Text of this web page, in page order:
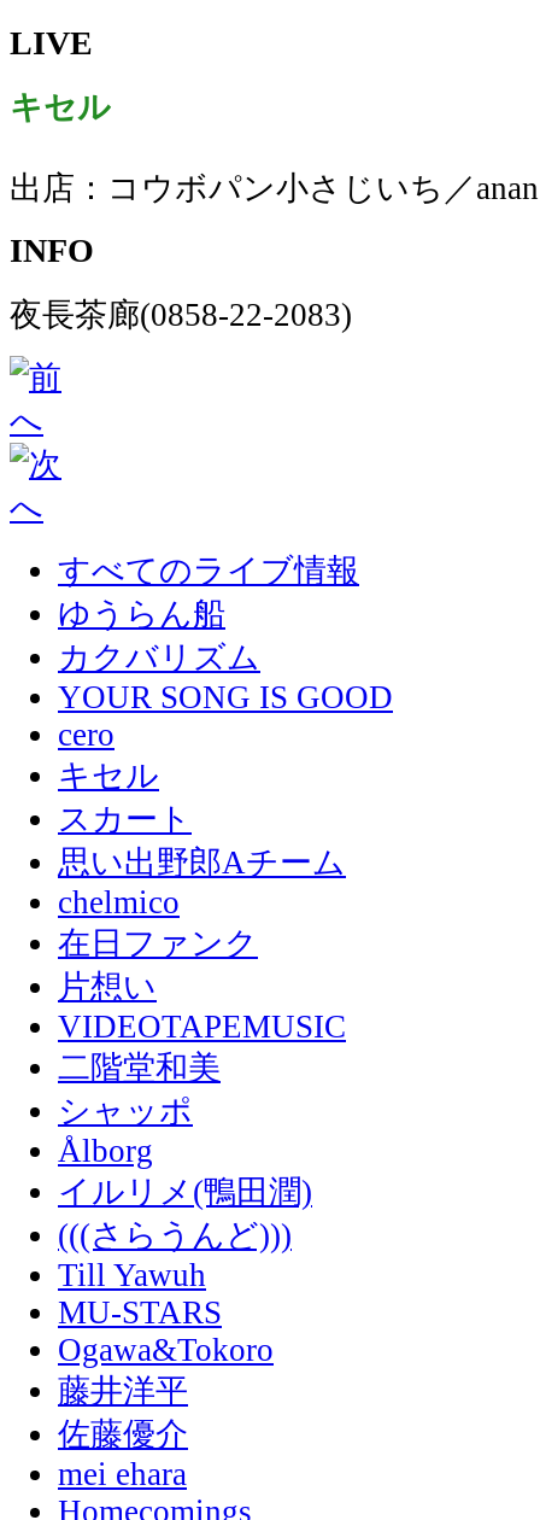
LIVE
キセル
出店：コウボパン小さじいち／
INFO
夜長茶廊(0858-22-2083)
すべてのライブ情報
ゆうらん船
カクバリズム
YOUR SONG IS GOOD
cero
キセル
スカート
思い出野郎Aチーム
chelmico
在日ファンク
片想い
VIDEOTAPEMUSIC
二階堂和美
シャッポ
Ålborg
イルリメ(鴨田潤)
(((さらうんど)))
Till Yawuh
MU-STARS
Ogawa&Tokoro
藤井洋平
佐藤優介
mei ehara
Homecomings